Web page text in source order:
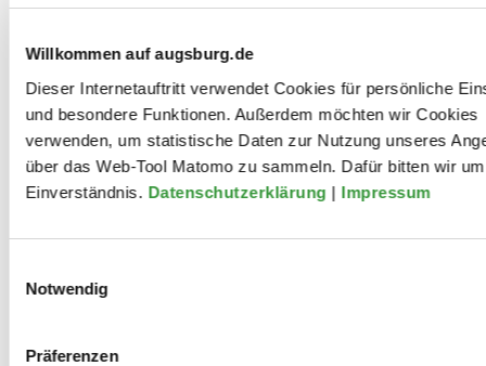
Willkommen auf augsburg.de
Dieser Internetauftritt verwendet Cookies für persönliche
und besondere Funktionen. Außerdem möchten wir Cookies
verwenden, um statistische Daten zur Nutzung unseres
über das Web-Tool Matomo zu sammeln. Dafür bitten wir
Einverständnis. Datenschutzerklärung | Impressum
Notwendig
Präferenzen
Johanna Drüszler